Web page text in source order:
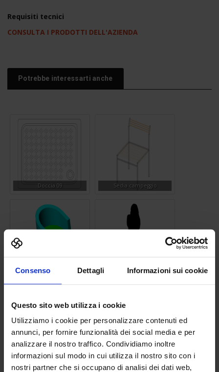
Consenso Dettagli Informazioni sui cookie
Questo sito web utilizza i cookie
Utilizziamo i cookie per personalizzare contenuti ed
annunci, per fornire funzionalità dei social media e per
analizzare il nostro traffico. Condividiamo inoltre
informazioni sul modo in cui utilizza il nostro sito con i
nostri partner che si occupano di analisi dei dati web,
Requisiti tecnici
CONSULTA I PRODOTTI DELL'AZIENDA
Potrebbe interessarti anche
Doccia 09 Sedia campeggio
Poltrona 01 Silhouette donna 08
Cassetta postale